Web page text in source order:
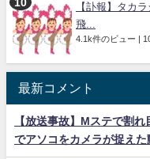
【訃報】タカ
飛...
4.1k件のビュー |
最新コメント
【放送事故】Mステで割
でアソコをカメラが捉えた